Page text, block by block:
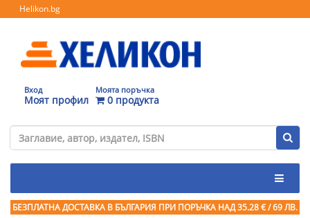
Helikon.bg
Вход
Моят профил
Моята поръчка
0 продукта
БЕЗПЛАТНА ДОСТАВКА В БЪЛГАРИЯ ПРИ ПОРЪЧКА НАД 35.28 € / 69 ЛВ.